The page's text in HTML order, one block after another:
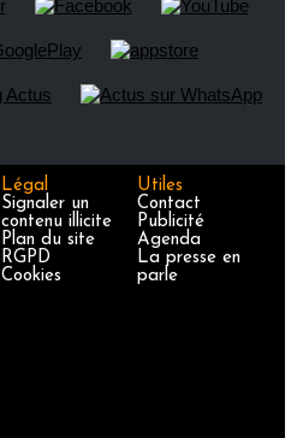
Légal
Signaler un
contenu illicite
Plan du site
RGPD
Cookies
Utiles
Contact
Publicité
Agenda
La presse en
parle